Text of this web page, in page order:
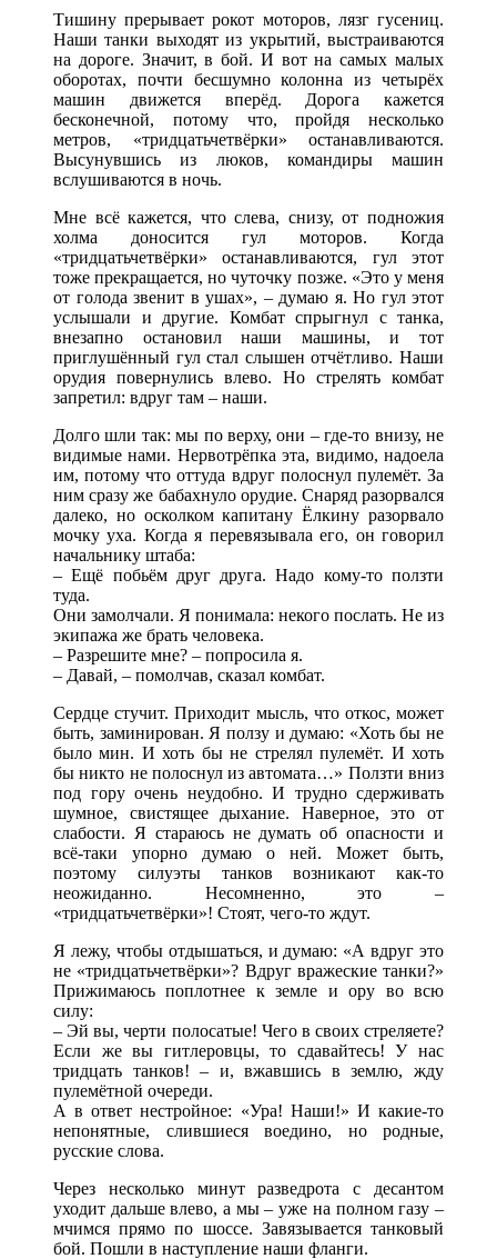
Тишину прерывает рокот моторов, лязг гусениц.
Наши танки выходят из укрытий, выстраиваются
на дороге. Значит, в бой. И вот на самых малых
оборотах, почти бесшумно колонна из четырёх
машин движется вперёд. Дорога кажется
бесконечной, потому что, пройдя несколько
метров, «тридцатьчетвёрки» останавливаются.
Высунувшись из люков, командиры машин
вслушиваются в ночь.
Мне всё кажется, что слева, снизу, от подножия
холма доносится гул моторов. Когда
«тридцатьчетвёрки» останавливаются, гул этот
тоже прекращается, но чуточку позже. «Это у меня
от голода звенит в ушах», – думаю я. Но гул этот
услышали и другие. Комбат спрыгнул с танка,
внезапно остановил наши машины, и тот
приглушённый гул стал слышен отчётливо. Наши
орудия повернулись влево. Но стрелять комбат
запретил: вдруг там – наши.
Долго шли так: мы по верху, они – где-то внизу, не
видимые нами. Нервотрёпка эта, видимо, надоела
им, потому что оттуда вдруг полоснул пулемёт. За
ним сразу же бабахнуло орудие. Снаряд разорвался
далеко, но осколком капитану Ёлкину разорвало
мочку уха. Когда я перевязывала его, он говорил
начальнику штаба:
– Ещё побьём друг друга. Надо кому-то ползти
туда.
Они замолчали. Я понимала: некого послать. Не из
экипажа же брать человека.
– Разрешите мне? – попросила я.
– Давай, – помолчав, сказал комбат.
Сердце стучит. Приходит мысль, что откос, может
быть, заминирован. Я ползу и думаю: «Хоть бы не
было мин. И хоть бы не стрелял пулемёт. И хоть
бы никто не полоснул из автомата…» Ползти вниз
под гору очень неудобно. И трудно сдерживать
шумное, свистящее дыхание. Наверное, это от
слабости. Я стараюсь не думать об опасности и
всё-таки упорно думаю о ней. Может быть,
поэтому силуэты танков возникают как-то
неожиданно. Несомненно, это –
«тридцатьчетвёрки»! Стоят, чего-то ждут.
Я лежу, чтобы отдышаться, и думаю: «А вдруг это
не «тридцатьчетвёрки»? Вдруг вражеские танки?»
Прижимаюсь поплотнее к земле и ору во всю
силу:
– Эй вы, черти полосатые! Чего в своих стреляете?
Если же вы гитлеровцы, то сдавайтесь! У нас
тридцать танков! – и, вжавшись в землю, жду
пулемётной очереди.
А в ответ нестройное: «Ура! Наши!» И какие-то
непонятные, слившиеся воедино, но родные,
русские слова.
Через несколько минут разведрота с десантом
уходит дальше влево, а мы – уже на полном газу –
мчимся прямо по шоссе. Завязывается танковый
бой. Пошли в наступление наши фланги.